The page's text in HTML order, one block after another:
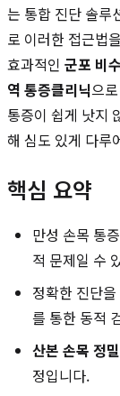
는 통합 진단 솔루
로 이러한 접근법
효과적인 군포 비
역 통증클리닉으
통증이 쉽게 낫지
해 심도 있게 다루
핵심 요약
만성 손목 통
적 문제일 수
정확한 진단
를 통한 동적
산본 손목 정
정입니다.